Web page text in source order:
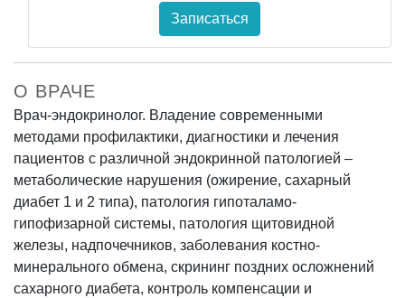
Записаться
О ВРАЧЕ
Врач-эндокринолог. Владение современными
методами профилактики, диагностики и лечения
пациентов с различной эндокринной патологией –
метаболические нарушения (ожирение, сахарный
диабет 1 и 2 типа), патология гипоталамо-
гипофизарной системы, патология щитовидной
железы, надпочечников, заболевания костно-
минерального обмена, скрининг поздних осложнений
сахарного диабета, контроль компенсации и